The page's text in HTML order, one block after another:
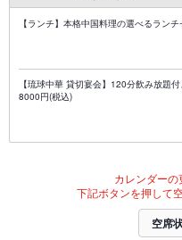
【ランチ】本格中国料理の選べるラン
【琉球中華 貸切宴会】120分飲み放題
8000円(税込)
カレンダーの
下記ボタンを押して
空席